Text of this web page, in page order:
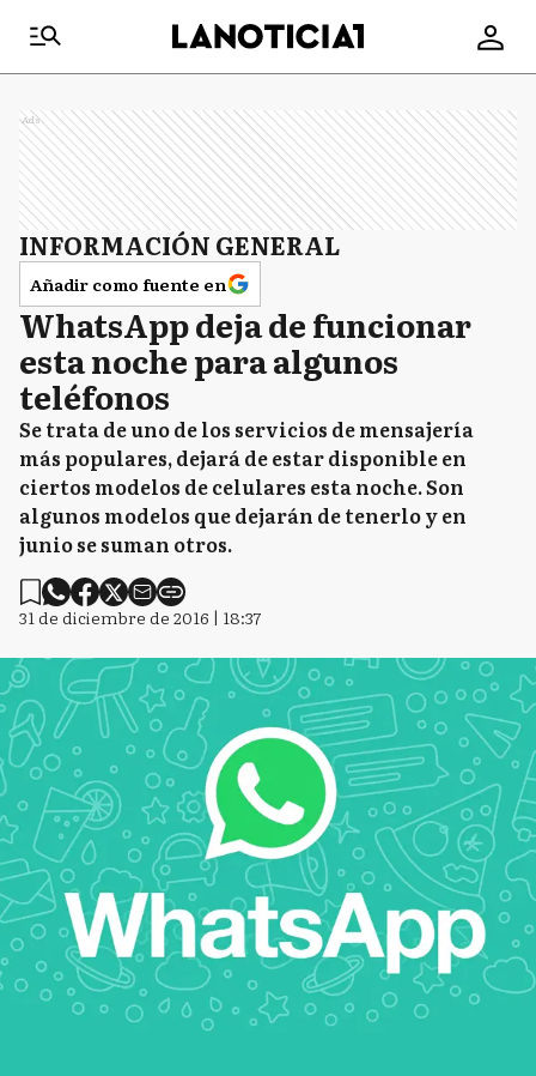
Ads
INFORMACIÓN GENERAL
Añadir como fuente en
WhatsApp deja de funcionar
esta noche para algunos
teléfonos
Se trata de uno de los servicios de mensajería
más populares, dejará de estar disponible en
ciertos modelos de celulares esta noche. Son
algunos modelos que dejarán de tenerlo y en
junio se suman otros.
31 de diciembre de 2016 | 18:37